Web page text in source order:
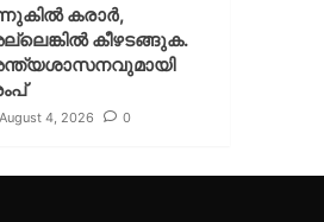
കരാര്‍,
കീഴടങ്ങുക.
August 4, 2026 0